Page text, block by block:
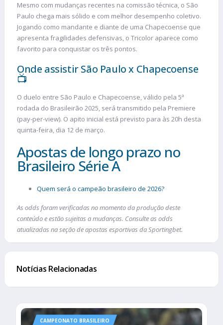
Mesmo com mudanças recentes na comissão técnica, o São
Paulo chega mais sólido e com melhor desempenho coletivo.
Jogando como mandante e diante de uma Chapecoense que
apresenta fragilidades defensivas, o Tricolor aparece como
favorito para conquistar os três pontos.
Onde assistir São Paulo x Chapecoense
📺
O duelo entre São Paulo e Chapecoense, válido pela 5ª
rodada do Brasileirão 2025, será transmitido pela Premiere
(pay-per-view). O apito inicial está previsto para às 20h desta
quinta-feira, dia 12 de março.
Apostas de longo prazo no
Brasileiro Série A
Quem será o campeão brasileiro de 2026?
As odds foram verificadas no momento da produção deste
conteúdo e estão sujeitas a mudanças. Consulte as odds
atualizadas na seção de apostas esportivas da Sportingbet.
Notícias Relacionadas
CAMPEONATO BRASILEIRO